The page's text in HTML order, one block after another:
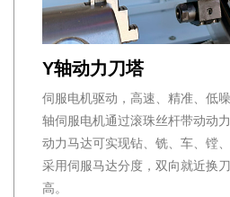
Y轴动力刀塔
伺服电机驱动，高速、精准、低
轴伺服电机通过滚珠丝杆带动动
动力马达可实现钻、铣、车、镗
采用伺服马达分度，双向就近换
高。